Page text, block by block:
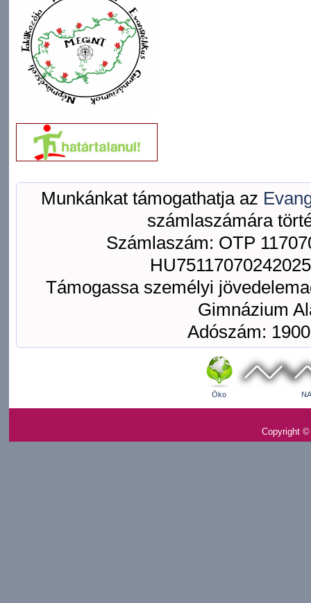
Munkánkat támogathatja az
számlaszámára
Számlaszám: OTP
Támogassa személyi
Gimnázium
Adószám:
Öko
Copyright